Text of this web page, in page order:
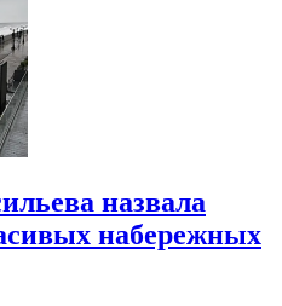
назвала
набережных